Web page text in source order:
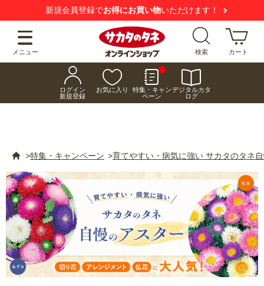
【注意喚起】悪質な偽サイトにご注意ください
メニュー 検索 カート
ログイン
新規登録
お気に入り
特集・キャン
ペーン
デジタルカタ
ログ
>特集・キャンペーン >育てやすい・病気に強い サカタのタネ